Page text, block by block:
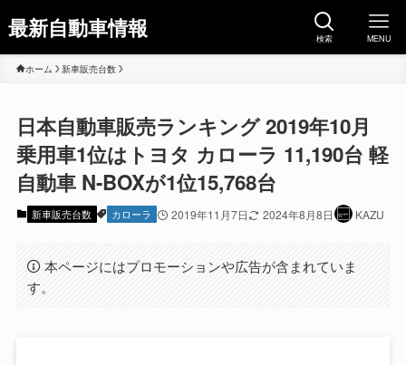
最新自動車情報 検索 MENU
ホーム 新車販売台数
日本自動車販売ランキング 2019年10月
乗用車1位はトヨタ カローラ 11,190台 軽
自動車 N-BOXが1位15,768台
新車販売台数 カローラ 2019年11月7日 2024年8月8日 KAZU
本ページにはプロモーションや広告が含まれていま
す。